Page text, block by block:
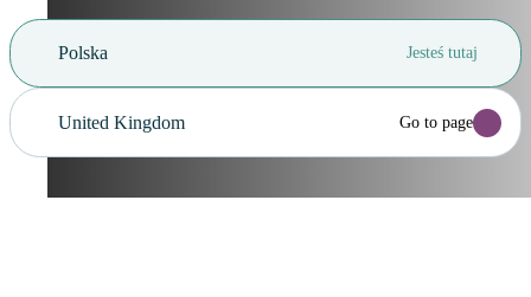
Polska Jesteś tutaj
United Kingdom Go to page